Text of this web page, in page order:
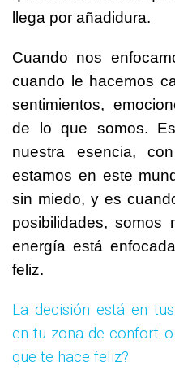
llega por añadidura.
Cuando nos
cuando le hacemos
sentimientos,
de lo que somos.
nuestra esencia,
estamos en este
sin miedo, y es
posibilidades, somos
energía está
feliz.
La decisión está en
en tu zona de confort
que te hace feliz?